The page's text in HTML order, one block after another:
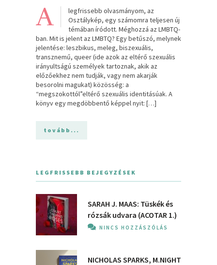
A
legfrissebb olvasmányom, az
Osztálykép, egy számomra teljesen új
témában íródott. Méghozzá az LMBTQ-
ban. Mit is jelent az LMBTQ? Egy betűszó, melynek
jelentése: leszbikus, meleg, biszexuális,
transznemű, queer (ide azok az eltérő szexuális
irányultságú személyek tartoznak, akik az
előzőekhez nem tudják, vagy nem akarják
besorolni magukat) közösség: a
“megszokottól”eltérő szexuális identitásúak. A
könyv egy megdöbbentő képpel nyit: […]
tovább...
LEGFRISSEBB BEJEGYZÉSEK
SARAH J. MAAS: Tüskék és
rózsák udvara (ACOTAR 1.)
NINCS HOZZÁSZÓLÁS
NICHOLAS SPARKS, M.NIGHT